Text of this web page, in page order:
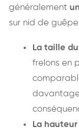
généralement
sur nid de
La taille
frelons en
La